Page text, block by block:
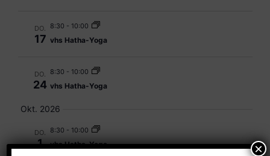
DO.
17
8:30 - 10:00
vhs Hatha-Yoga
DO.
24
8:30 - 10:00
vhs Hatha-Yoga
Okt. 2026
DO.
1
8:30 - 10:00
vhs Hatha-Yoga